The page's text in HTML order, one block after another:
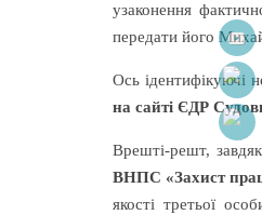
узаконення
передати його
Ось ідентифікуючі
на сайті ЄДР
Врешті-решт,
ВНПС «Захист
якості третьої